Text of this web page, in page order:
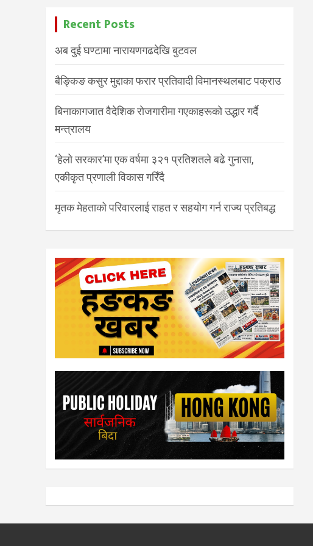
Recent Posts
अब दुई घण्टामा नारायणगढदेखि बुटवल
बैङ्किङ कसुर मुद्दाका फरार प्रतिवादी विमानस्थलबाट पक्राउ
बिनाकागजात वैदेशिक रोजगारीमा गएकाहरूको उद्धार गर्दै
मन्त्रालय
‘हेलो सरकार’मा एक वर्षमा ३२१ प्रतिशतले बढे गुनासा,
एकीकृत प्रणाली विकास गरिँदै
मृतक मेहताको परिवारलाई राहत र सहयोग गर्न राज्य प्रतिबद्ध